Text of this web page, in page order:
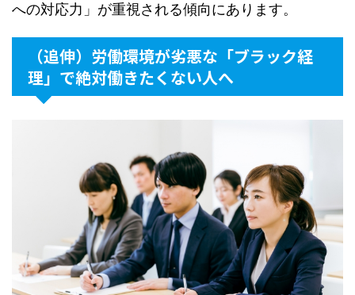
への対応力」が重視される傾向にあります。
（追伸）労働環境が劣悪な「ブラック経
理」で絶対働きたくない人へ